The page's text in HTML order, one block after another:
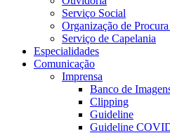
Serviço Social
Organização de
Serviço de Capelania
Especialidades
Comunicação
Imprensa
Banco de
Clipping
Guideline
Guideline